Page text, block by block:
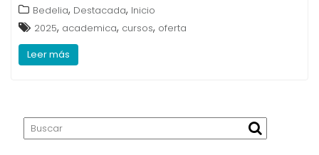
Bedelia, Destacada, Inicio
2025, academica, cursos, oferta
Leer más